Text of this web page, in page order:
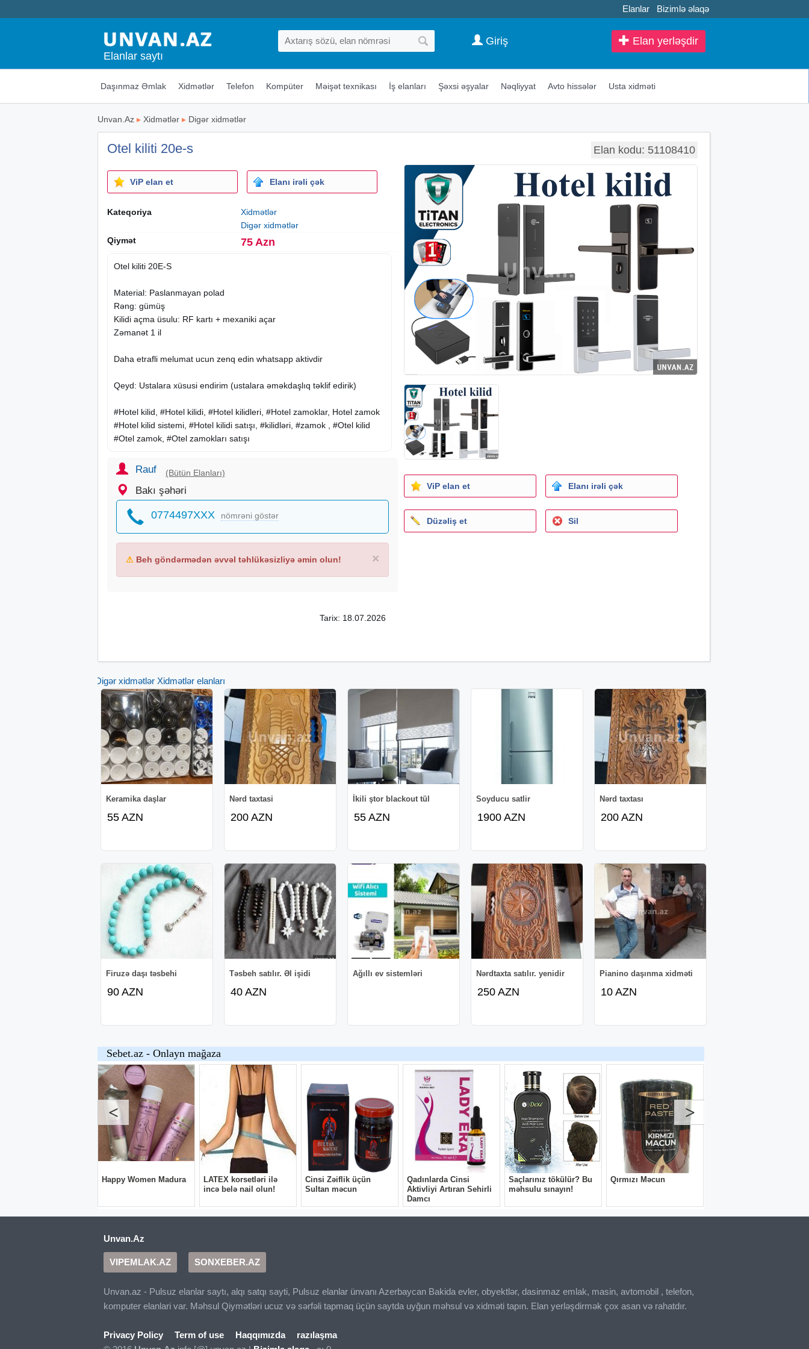
Elanlar Bizimlə əlaqə
Elanlar saytı
Elan yerləşdir
Giriş
Daşınmaz Əmlak Xidmətlər Telefon Kompüter Məişət texnikası İş elanları Şəxsi əşyalar Nəqliyyat Avto hissələr Usta xidməti
Unvan.Az ▸ Xidmətlər ▸ Digər xidmətlər
Otel kiliti 20e-s Elan kodu: 51108410
ViP elan et Elanı irəli çək
Kateqoriya
Xidmətlər
Digər xidmətlər
Qiymət
75 Azn
Otel kiliti 20E-S
Material: Paslanmayan polad
Rəng: gümüş
Kilidi açma üsulu: RF kartı + mexaniki açar
Zəmanət 1 il
Daha etrafli melumat ucun zenq edin whatsapp aktivdir
Qeyd: Ustalara xüsusi endirim (ustalara əməkdaşlıq təklif edirik)
#Hotel kilid, #Hotel kilidi, #Hotel kilidleri, #Hotel zamoklar, Hotel zamok
#Hotel kilid sistemi, #Hotel kilidi satışı, #kilidləri, #zamok , #Otel kilid
#Otel zamok, #Otel zamokları satışı
Rauf (Bütün Elanları)
Bakı şəhəri
0774497XXX nömrəni göstər
×
⚠ Beh göndərmədən əvvəl təhlükəsizliyə əmin olun!
Tarix: 18.07.2026
ViP elan et Elanı irəli çək
Düzəliş et Sil
Digər xidmətlər Xidmətlər elanları
Keramika daşlar
55 AZN
Nərd taxtasi
200 AZN
İkili ştor blackout tül
55 AZN
Soyducu satlir
1900 AZN
Nərd taxtası
200 AZN
Firuzə daşı təsbehi
90 AZN
Təsbeh satılır. Əl işidi
40 AZN
Ağıllı ev sistemləri Nərdtaxta satılır. yenidir
250 AZN
Pianino daşınma xidməti
10 AZN
Unvan.Az
VIPEMLAK.AZ SONXEBER.AZ
Unvan.az - Pulsuz elanlar saytı, alqı satqı sayti, Pulsuz elanlar ünvanı Azerbaycan Bakida evler, obyektlər, dasinmaz emlak, masin, avtomobil , telefon,
komputer elanlari var. Məhsul Qiymətləri ucuz və sərfəli tapmaq üçün saytda uyğun məhsul və xidməti tapın. Elan yerləşdirmək çox asan və rahatdır.
Privacy Policy Term of use Haqqımızda
razılaşma